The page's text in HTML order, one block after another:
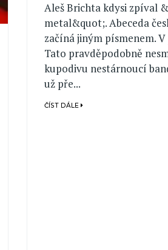
Aleš Brichta kdysi zpíval
metal&quot;. Abeceda
začíná jiným písmenem. V
Tato pravděpodobně
kupodivu nestárnoucí
už pře...
ČÍST DÁLE